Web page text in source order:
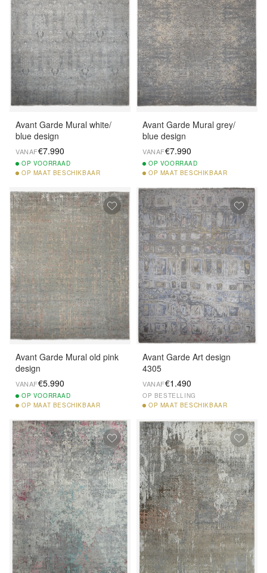
Avant Garde Mural white/
blue design
VANAF€7.990
OP VOORRAAD
OP MAAT BESCHIKBAAR
Avant Garde Mural grey/
blue design
VANAF€7.990
OP VOORRAAD
OP MAAT BESCHIKBAAR
Avant Garde Mural old pink
design
VANAF€5.990
OP VOORRAAD
OP MAAT BESCHIKBAAR
Avant Garde Art design
4305
VANAF€1.490
OP BESTELLING
OP MAAT BESCHIKBAAR